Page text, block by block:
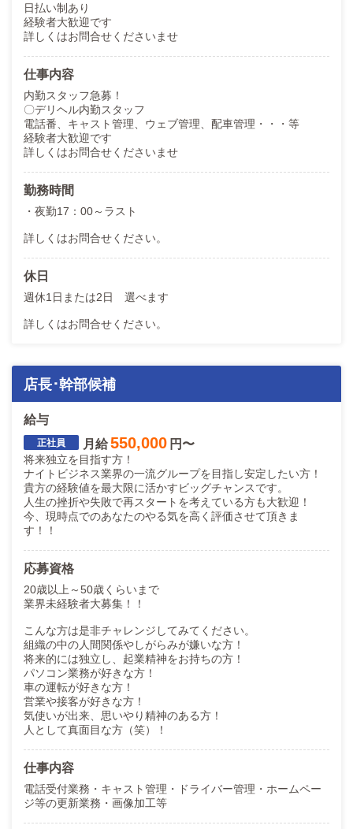
日払い制あり
経験者大歓迎です
詳しくはお問合せくださいませ
仕事内容
内勤スタッフ急募！
〇デリヘル内勤スタッフ
電話番、キャスト管理、ウェブ管理、配車管理・・・等
経験者大歓迎です
詳しくはお問合せくださいませ
勤務時間
・夜勤17：00～ラスト
詳しくはお問合せください。
休日
週休1日または2日 選べます
詳しくはお問合せください。
店長･幹部候補
給与
月給550,000 円〜
将来独立を目指す方！
ナイトビジネス業界の一流グループを目指し安定したい方！
貴方の経験値を最大限に活かすビッグチャンスです。
人生の挫折や失敗で再スタートを考えている方も大歓迎！
今、現時点でのあなたのやる気を高く評価させて頂きま
す！！
応募資格
20歳以上～50歳くらいまで
業界未経験者大募集！！
こんな方は是非チャレンジしてみてください。
組織の中の人間関係やしがらみが嫌いな方！
将来的には独立し、起業精神をお持ちの方！
パソコン業務が好きな方！
車の運転が好きな方！
営業や接客が好きな方！
気使いが出来、思いやり精神のある方！
人として真面目な方（笑）！
仕事内容
電話受付業務・キャスト管理・ドライバー管理・ホームペー
ジ等の更新業務・画像加工等